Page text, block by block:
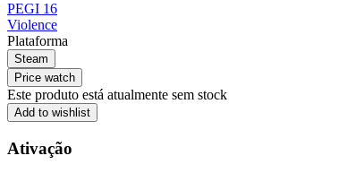
PEGI 16
Violence
Plataforma
Steam
Price watch
Este produto está atualmente sem stock
Add to wishlist
Ativação